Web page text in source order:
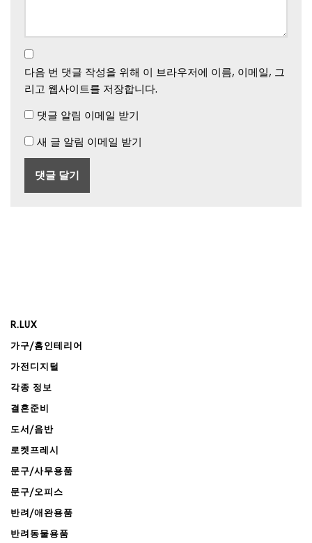
다음 번 댓글 작성을 위해 이 브라우저에 이름, 이메일, 그
리고 웹사이트를 저장합니다.
댓글 알림 이메일 받기
새 글 알림 이메일 받기
R.LUX
가구/홈인테리어
가전디지털
각종 정보
결혼준비
도서/음반
로켓프레시
문구/사무용품
문구/오피스
반려/애완용품
반려동물용품